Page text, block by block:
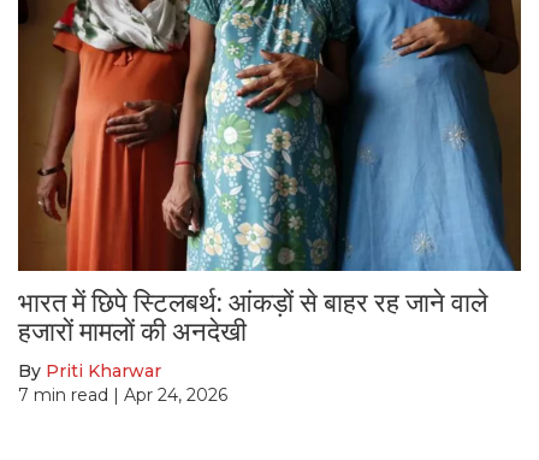
भारत में छिपे स्टिलबर्थ: आंकड़ों से बाहर रह जाने वाले
हजारों मामलों की अनदेखी
By Priti Kharwar
7 min read | Apr 24, 2026